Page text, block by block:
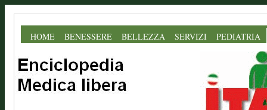
HOME BENESSERE BELLEZZA SERVIZI PEDIATRIA